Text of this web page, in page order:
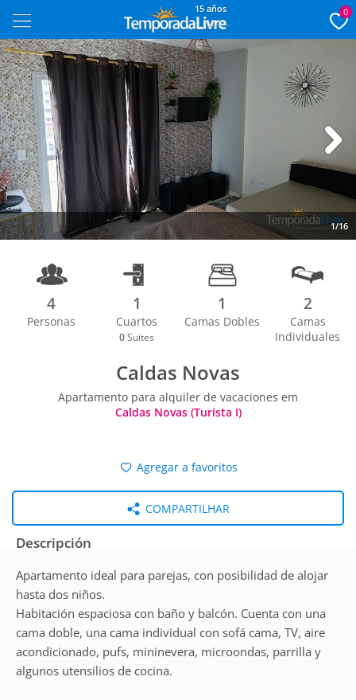
15 años 0
1/16
Next
4
Personas
1
Cuartos
0 Suites
1
Camas Dobles
2
Camas
Individuales
Caldas Novas
Apartamento para alquiler de vacaciones em
Caldas Novas (Turista I)
Agregar a favoritos
COMPARTILHAR
Descripción
Apartamento ideal para parejas, con posibilidad de alojar
hasta dos niños.
Habitación espaciosa con baño y balcón. Cuenta con una
cama doble, una cama individual con sofá cama, TV, aire
acondicionado, pufs, mininevera, microondas, parrilla y
algunos utensilios de cocina.